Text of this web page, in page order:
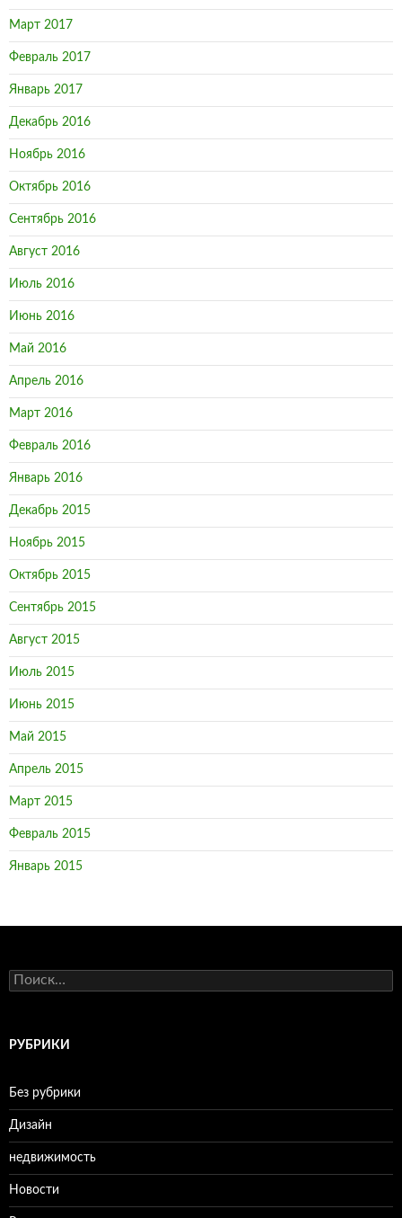
Март 2017
Февраль 2017
Январь 2017
Декабрь 2016
Ноябрь 2016
Октябрь 2016
Сентябрь 2016
Август 2016
Июль 2016
Июнь 2016
Май 2016
Апрель 2016
Март 2016
Февраль 2016
Январь 2016
Декабрь 2015
Ноябрь 2015
Октябрь 2015
Сентябрь 2015
Август 2015
Июль 2015
Июнь 2015
Май 2015
Апрель 2015
Март 2015
Февраль 2015
Январь 2015
Н
а
иРУБРИКИ
Без рубрики
Дизайн
недвижимость
Новости